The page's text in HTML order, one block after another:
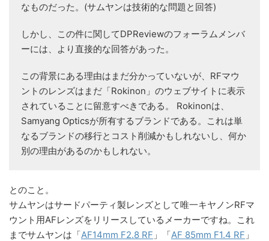
なものだった。(サムヤンは技術的な問題と回答)
しかし、この件に関してDPReviewのフォーラムメンバ
ーには、より直接的な回答があった。
この背景にある理由はまだ分かっていないが、RFマウ
ントのレンズはまだ「Rokinon」のウェブサイトに表示
されていることに留意すべきである。 Rokinonは、
Samyang Opticsが所有するブランドである。これは単
なるブランドの移行とコスト削減かもしれないし、何か
別の理由があるのかもしれない。
とのこと。
サムヤンはサードパーティ製レンズとして唯一キヤノンRFマ
ウント用AFレンズをリリースしているメーカーですね。これ
までサムヤンは「AF14mm F2.8 RF 」「AF 85mm F1.4 RF 」